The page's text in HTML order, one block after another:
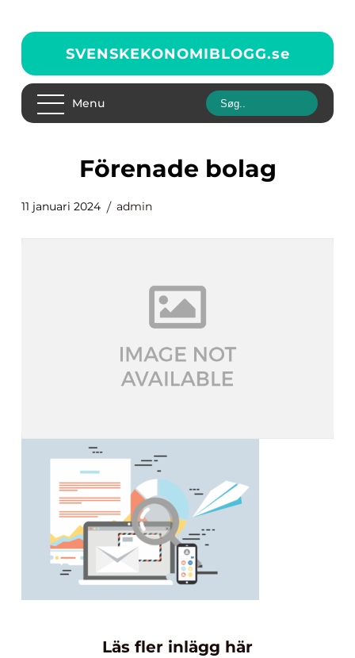
SVENSKEKONOMIBLOGG.se
Menu
förenade bolag
11 januari 2024 admin
Läs fler inlägg här